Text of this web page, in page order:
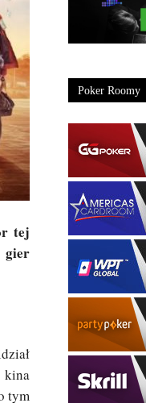
tej
gier
kina
tym
Poker Roomy